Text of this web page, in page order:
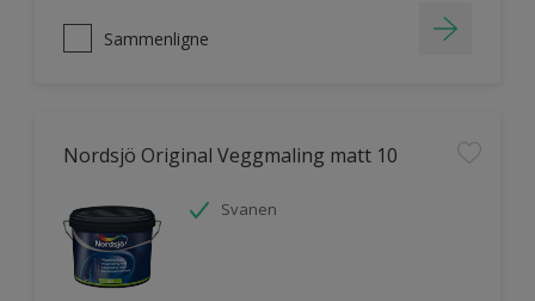
Sammenligne
Nordsjö Original Veggmaling matt 10
Svanen